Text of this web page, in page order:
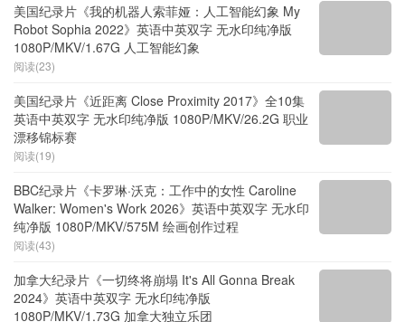
美国纪录片《我的机器人索菲娅：人工智能幻象 My
Robot Sophia 2022》英语中英双字 无水印纯净版
1080P/MKV/1.67G 人工智能幻象
阅读(23)
美国纪录片《近距离 Close Proximity 2017》全10集
英语中英双字 无水印纯净版 1080P/MKV/26.2G 职业
漂移锦标赛
阅读(19)
BBC纪录片《卡罗琳·沃克：工作中的女性 Caroline
Walker: Women's Work 2026》英语中英双字 无水印
纯净版 1080P/MKV/575M 绘画创作过程
阅读(43)
加拿大纪录片《一切终将崩塌 It's All Gonna Break
2024》英语中英双字 无水印纯净版
1080P/MKV/1.73G 加拿大独立乐团